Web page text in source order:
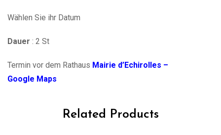
Wählen Sie ihr Datum
Dauer : 2 St
Termin vor dem Rathaus Mairie d’Echirolles –
Google Maps
Related Products